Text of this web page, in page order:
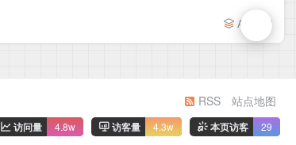
Android
RSS 站点地图
访问量 4.8w 访客量 4.3w 本页访客 29